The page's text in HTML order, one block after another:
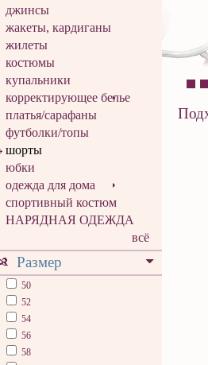
джинсы
жакеты, кардиганы
жилеты
костюмы
купальники
корректирующее белье
платья/сарафаны
футболки/топы
шорты
юбки
одежда для дома
спортивный костюм
НАРЯДНАЯ ОДЕЖДА
всё
Размер
50
52
54
56
58